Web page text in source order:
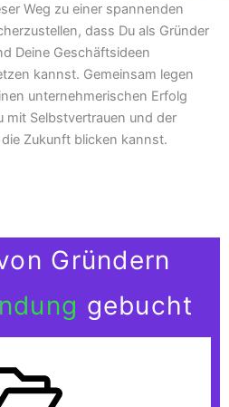
Weg zu einer spannenden
dass Du als Gründer
Deine Geschäftsideen
kannst. Gemeinsam legen
unternehmerischen Erfolg
mit Selbstvertrauen und der
Zukunft blicken kannst.
Gründern
gebucht